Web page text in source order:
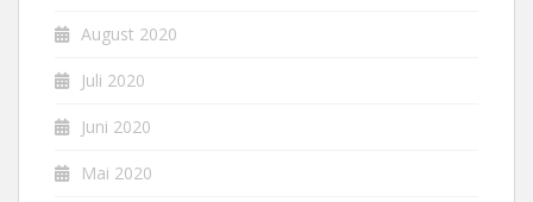
August 2020
Juli 2020
Juni 2020
Mai 2020